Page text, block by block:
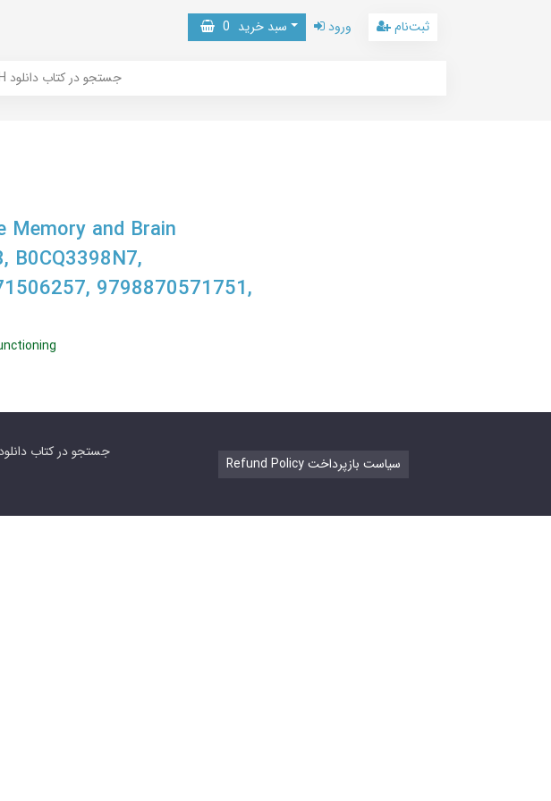
سبد خرید 0 ورود ثبت‌نام
SEARCH جستجو در کتاب دانلود
and Brain
B0CQ3398N7,
9798870571751,
SEARCH جستجو در کتاب دانلود
Refund Policy سیاست بازپرداخت